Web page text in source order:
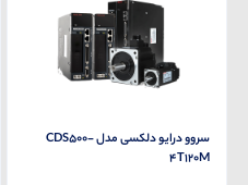
سروو درایو دلکسی مدل CDS500-
4T120M